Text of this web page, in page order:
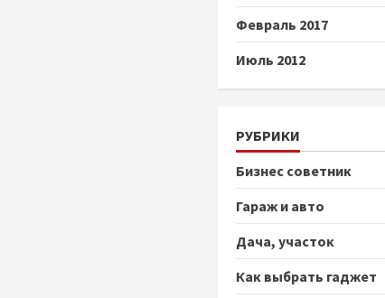
Февраль 2017
Июль 2012
РУБРИКИ
Бизнес советник
Гараж и авто
Дача, участок
Как выбрать гаджет